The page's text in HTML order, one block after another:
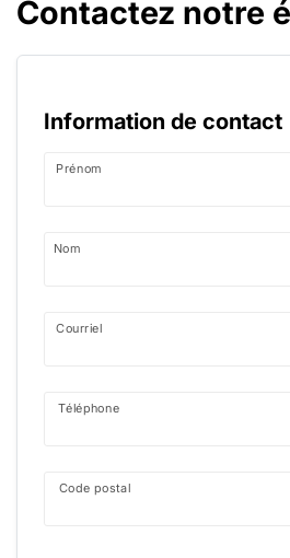
Contactez notre
Information de contact
Prénom
Nom
Courriel
Téléphone
Code postal